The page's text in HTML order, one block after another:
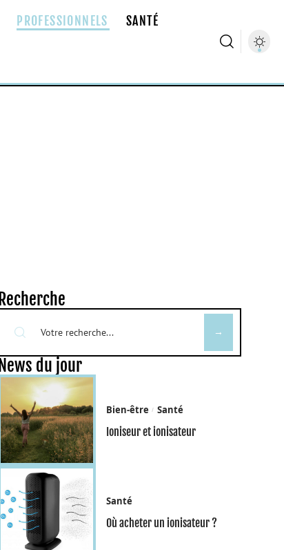
PROFESSIONNELS SANTÉ
Recherche
News du jour
Bien-être Santé
Ioniseur et ionisateur
Santé
Où acheter un ionisateur ?